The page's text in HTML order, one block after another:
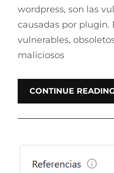
wordpress, son las
causadas por plugin.
vulnerables,
maliciosos
CONTINUE